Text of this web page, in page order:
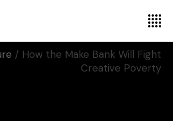
How the Make Bank Will Fight
Creative Poverty